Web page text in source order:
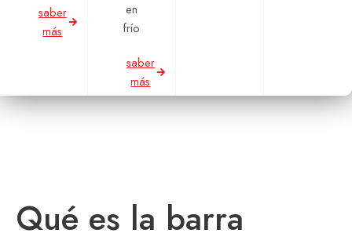
saber
más
en
frío
saber
más
Qué es la barra